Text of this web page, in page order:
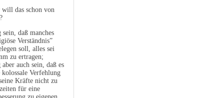
will das schon von
sein, daß manches
Verständnis”
soll, alles sei
zu ertragen;
aber auch sein, daß es
kolossale Verfehlung
Kräfte nicht zu
für eine